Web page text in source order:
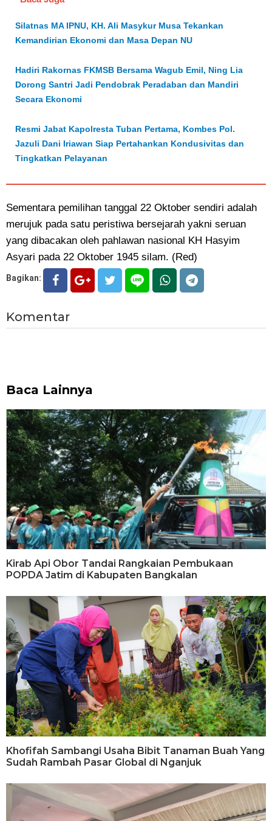
Silatnas MA IPNU, KH. Ali Masykur Musa Tekankan
Kemandirian Ekonomi dan Masa Depan NU
Hadiri Rakornas FKMSB Bersama Wagub Emil, Ning Lia
Dorong Santri Jadi Pendobrak Peradaban dan Mandiri
Secara Ekonomi
Resmi Jabat Kapolresta Tuban Pertama, Kombes Pol.
Jazuli Dani Iriawan Siap Pertahankan Kondusivitas dan
Tingkatkan Pelayanan
Sementara pemilihan tanggal 22 Oktober sendiri adalah
merujuk pada satu peristiwa bersejarah yakni seruan
yang dibacakan oleh pahlawan nasional KH Hasyim
Asyari pada 22 Oktober 1945 silam. (Red)
Bagikan:
Komentar
Baca Lainnya
Kirab Api Obor Tandai Rangkaian Pembukaan
POPDA Jatim di Kabupaten Bangkalan
Khofifah Sambangi Usaha Bibit Tanaman Buah Yang
Sudah Rambah Pasar Global di Nganjuk